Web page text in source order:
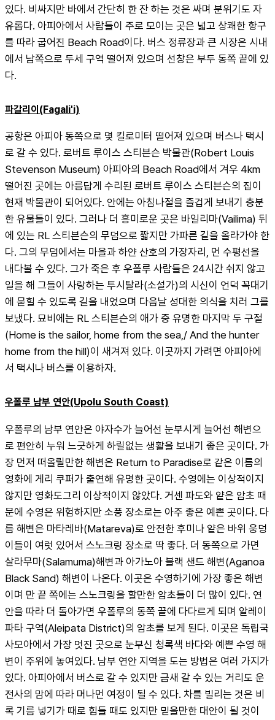
있다. 비싸지만 바에서 간단히 한 잔 하는 것은 싸며 분위기도 자
유롭다. 아피아에서 사람들이 주로 모이는 곳은 넓고 상쾌한 항구
를 따라 굽어진 Beach Road이다. 버스 정류장과 큰 시장은 시내
에서 남쪽으로 두세 구역 떨어져 있으며 선창은 부두 동쪽 끝에 있
다.
파갈리이(Fagali'i)
공항은 아피아 동쪽으로 몇 킬로미터 떨어져 있으며 버스나 택시
로 갈 수 있다. 로버트 루이스 스티븐슨 박물관(Robert Louis
Stevenson Museum) 아피아의 Beach Road에서 겨우 4km
떨어진 곳에는 아름답게 수리된 로버트 루이스 스티븐슨의 집이
현재 박물관이 되어있다. 안에는 아침나절을 즐겁게 보내기 충분
한 유물들이 있다. 그러나 더 흥미로운 곳은 바일리마(Vailima) 뒤
에 있는 RL 스티븐슨의 무덤으로 짧지만 가파른 길을 올라가야 한
다. 그의 무덤에서는 마을과 하얀 산호의 가장자리, 먼 수평선을
내다볼 수 있다. 그가 죽은 후 우폴루 사람들은 24시간 쉬지 않고
일을 해 그들이 사랑하는 투시탈라(소설가)의 시신이 언덕 꼭대기
에 묻힐 수 있도록 길을 내었으며 다음날 성대한 의식을 치러 그를
보냈다. 묘비에는 RL 스티븐슨의 애가 중 유명한 마지막 두 구절
(Home is the sailor, home from the sea,/ And the hunter
home from the hill)이 새겨져 있다. 이곳까지 가려면 아피아에
서 택시나 버스를 이용하자.
우폴루 남부 연안(Upolu South Coast)
우폴루의 남부 연안은 야자수가 늘어선 눈부시게 늘어선 해변으
로 편안히 누워 느긋하게 하릴없는 생활을 보내기 좋은 곳이다. 가
장 먼저 떠올릴만한 해변은 Return to Paradise로 같은 이름의
영화에 게리 쿠퍼가 출연해 유명한 곳이다. 수영에는 이상적이지
않지만 영화도그리 이상적이지 않았다. 거센 파도와 얕은 암초 때
문에 수영은 위험하지만 소풍 장소로는 아주 좋은 예쁜 곳이다. 다
름 해변은 마타레바(Matareva)로 안전한 후미나 얕은 바위 웅덩
이들이 여럿 있어서 스노크링 장소로 딱 좋다. 더 동쪽으로 가면
살라무마(Salamuma)해변과 아가노아 블랙 샌드 해변(Aganoa
Black Sand) 해변이 나온다. 이곳은 수영하기에 가장 좋은 해변
이며 만 끝 쪽에는 스노크링을 할만한 암초들이 더 많이 있다. 연
안을 따라 더 돌아가면 우폴루의 동쪽 끝에 다다르게 되며 알레이
파타 구역(Aleipata District)의 암초를 보게 된다. 이곳은 독립국
사모아에서 가장 멋진 곳으로 눈부신 청록색 바다와 예쁜 수영 해
변이 주위에 놓여있다. 남부 연안 지역을 도는 방법은 여러 가지가
있다. 아피아에서 버스로 갈 수 있지만 금새 갈 수 있는 거리도 운
전사의 맘에 따라 머나먼 여정이 될 수 있다. 차를 빌리는 것은 비
록 기름 넣기가 때로 힘들 때도 있지만 믿을만한 대안이 될 것이